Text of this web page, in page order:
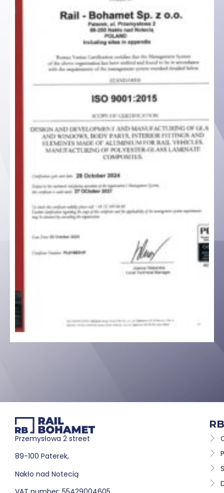
Przemysłowa 2 street
89-100 Paterek,
Nakło nad Notecią